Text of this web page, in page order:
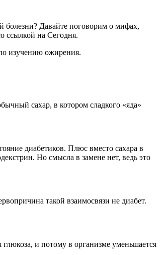
болезни? Давайте поговорим о мифах,
ссылкой на Сегодня.
изучению ожирения.
сахар, в котором сладкого «яда»
диабетиков. Плюс вместо сахара в
Но смысла в замене нет, ведь это
такой взаимосвязи не диабет.
и потому в организме уменьшается